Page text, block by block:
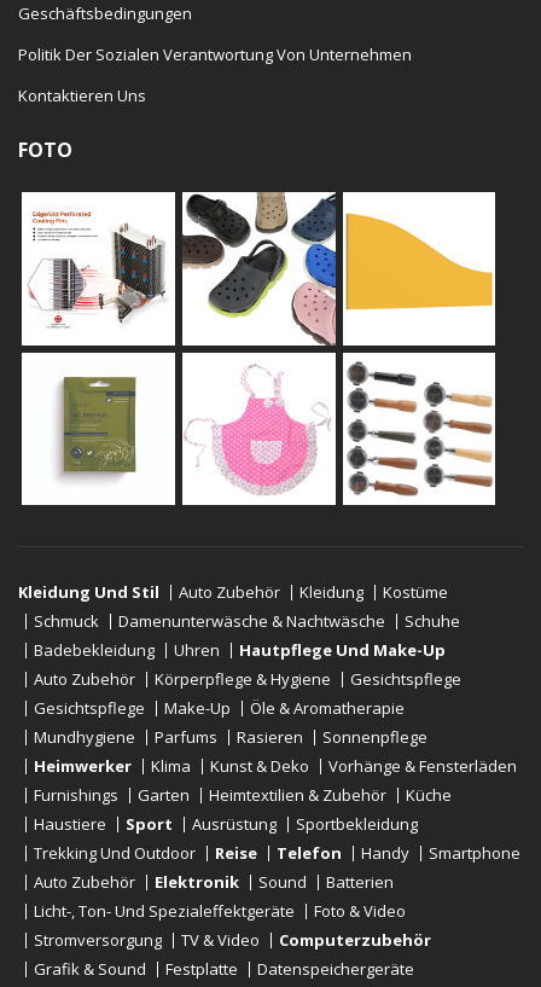
Geschäftsbedingungen
Politik Der Sozialen Verantwortung Von Unternehmen
Kontaktieren Uns
FOTO
Kleidung Und Stil Auto Zubehör Kleidung
Kostüme
Schmuck
Damenunterwäsche & Nachtwäsche
Schuhe
Badebekleidung
Uhren
Hautpflege Und Make-Up
Auto Zubehör
Körperpflege & Hygiene
Gesichtspflege
Gesichtspflege
Make-Up
Öle & Aromatherapie
Mundhygiene
Parfums Rasieren
Sonnenpflege
Heimwerker
Klima Kunst & Deko
Vorhänge & Fensterläden
Furnishings
Garten Heimtextilien & Zubehör
Küche
Haustiere
Sport Ausrüstung
Sportbekleidung
Trekking Und Outdoor
Reise Telefon Handy
Smartphone
Auto Zubehör
Elektronik Sound
Batterien
Licht-, Ton- Und Spezialeffektgeräte
Foto & Video
Stromversorgung
TV & Video
Computerzubehör
Grafik & Sound
Festplatte Datenspeichergeräte